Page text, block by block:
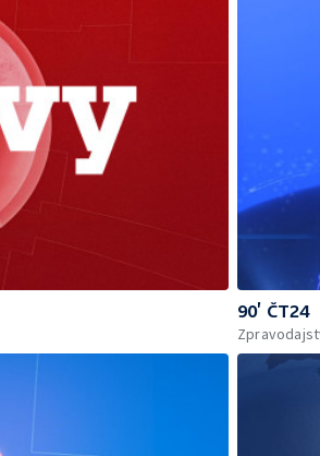
90’ ČT24